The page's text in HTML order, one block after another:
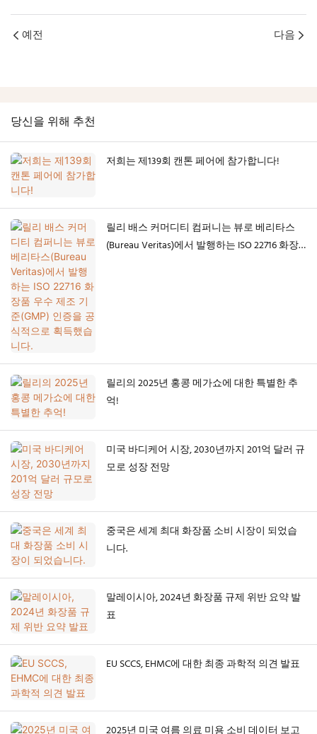
예전 다음
당신을 위해 추천
저희는 제139회 캔톤 페어에 참가합니다!
릴리 배스 커머디티 컴퍼니는 뷰로 베리타스
(Bureau Veritas)에서 발행하는 ISO 22716 화장
릴리의 2025년 홍콩 메가쇼에 대한 특별한 추
억!
미국 바디케어 시장, 2030년까지 201억 달러 규
모로 성장 전망
중국은 세계 최대 화장품 소비 시장이 되었습
니다.
말레이시아, 2024년 화장품 규제 위반 요약 발
표
EU SCCS, EHMC에 대한 최종 과학적 의견 발표